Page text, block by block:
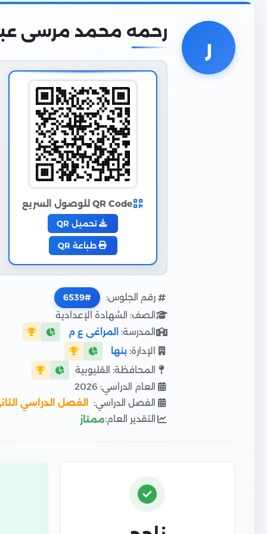
ر
رحمه محمد مرسى
QR Code للوصول السريع
تحميل QR
طباعة QR
رقم الجلوس: 6539
الصف: الشهادة الإعدادية
المدرسة: المراغى ع م
الإدارة: بنها
المحافظة: القليوبية
العام الدراسي: 2026
الفصل الدراسي:
الفصل الدراسي
التقدير العام:ممتاز